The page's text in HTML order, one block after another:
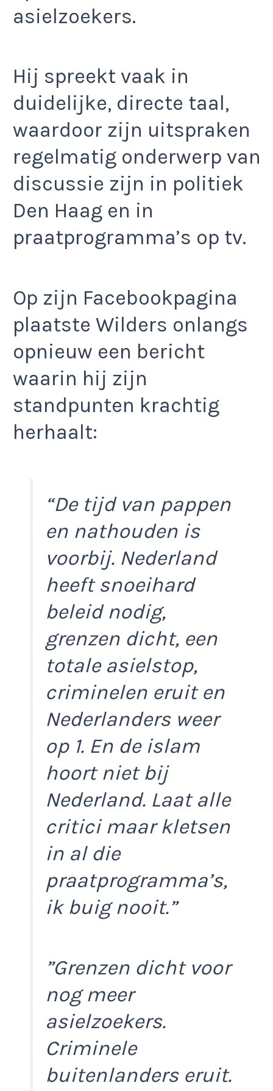
asielzoekers.
Hij spreekt vaak in
duidelijke, directe taal,
waardoor zijn uitspraken
regelmatig onderwerp van
discussie zijn in politiek
Den Haag en in
praatprogramma’s op tv.
Op zijn Facebookpagina
plaatste Wilders onlangs
opnieuw een bericht
waarin hij zijn
standpunten krachtig
herhaalt:
“De tijd van pappen
en nathouden is
voorbij. Nederland
heeft snoeihard
beleid nodig,
grenzen dicht, een
totale asielstop,
criminelen eruit en
Nederlanders weer
op 1. En de islam
hoort niet bij
Nederland. Laat alle
critici maar kletsen
in al die
praatprogramma’s,
ik buig nooit.”
”Grenzen dicht voor
nog meer
asielzoekers.
Criminele
buitenlanders eruit.